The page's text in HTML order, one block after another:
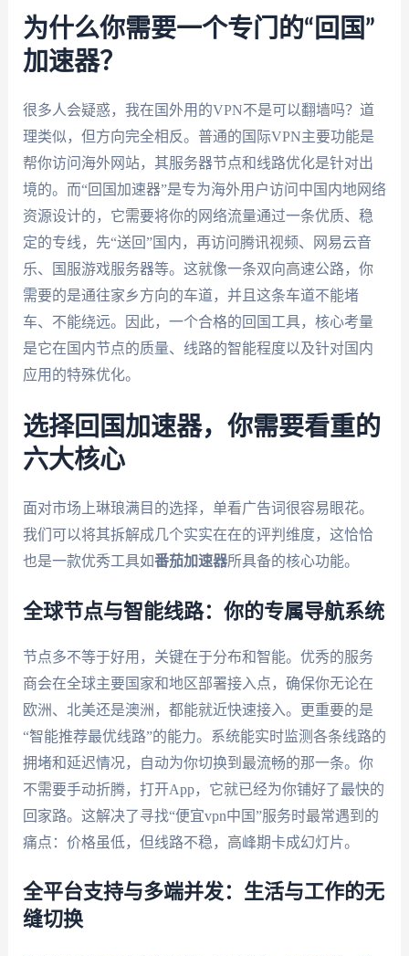
为什么你需要一个专门的“回国”
加速器？
很多人会疑惑，我在国外用的VPN不是可以翻墙吗？道
理类似，但方向完全相反。普通的国际VPN主要功能是
帮你访问海外网站，其服务器节点和线路优化是针对出
境的。而“回国加速器”是专为海外用户访问中国内地网络
资源设计的，它需要将你的网络流量通过一条优质、稳
定的专线，先“送回”国内，再访问腾讯视频、网易云音
乐、国服游戏服务器等。这就像一条双向高速公路，你
需要的是通往家乡方向的车道，并且这条车道不能堵
车、不能绕远。因此，一个合格的回国工具，核心考量
是它在国内节点的质量、线路的智能程度以及针对国内
应用的特殊优化。
选择回国加速器，你需要看重的
六大核心
面对市场上琳琅满目的选择，单看广告词很容易眼花。
我们可以将其拆解成几个实实在在的评判维度，这恰恰
也是一款优秀工具如番茄加速器所具备的核心功能。
全球节点与智能线路：你的专属导航系统
节点多不等于好用，关键在于分布和智能。优秀的服务
商会在全球主要国家和地区部署接入点，确保你无论在
欧洲、北美还是澳洲，都能就近快速接入。更重要的是
“智能推荐最优线路”的能力。系统能实时监测各条线路的
拥堵和延迟情况，自动为你切换到最流畅的那一条。你
不需要手动折腾，打开App，它就已经为你铺好了最快的
回家路。这解决了寻找“便宜vpn中国”服务时最常遇到的
痛点：价格虽低，但线路不稳，高峰期卡成幻灯片。
全平台支持与多端并发：生活与工作的无
缝切换